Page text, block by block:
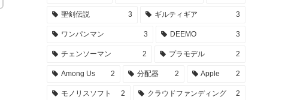
聖剣伝説 3 ギルティギア 3
ワンパンマン 3 DEEMO 3
チェンソーマン 2 プラモデル 2
Among Us 2 分配器 2 Apple 2
モノリスソフト 2 クラウドファンディング 2